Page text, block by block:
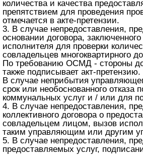
количества и качества
препятствием для проведения
отмечается в акте-претензии.
3. В случае непредоставления,
основании договора,
исполнителя для проверки
совладельцев многоквартирного
По требованию ОСМД - стороны
также подписывает акт-претензию.
В случае неприбытия
срок или необоснованного отказа
коммунальных услуг и / или для
4. В случае непредоставления,
коллективного договора о
совладельцем лицом, вызов
таким управляющим или другим
5. В случае непредоставления,
предоставляемых услуг,